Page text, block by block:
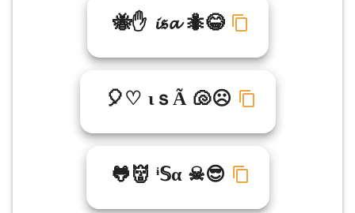
🐝✋ 𝓲𝔰𝓪 🐜😂
🎈♡ ιｓÃ 🐚☹
🐸👹 ᶤ𝕊α ☠😎